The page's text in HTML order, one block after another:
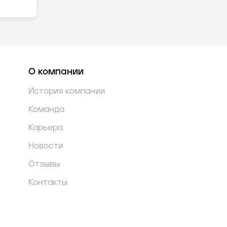
О компании
История компании
Команда
Карьера
Новости
Отзывы
Контакты